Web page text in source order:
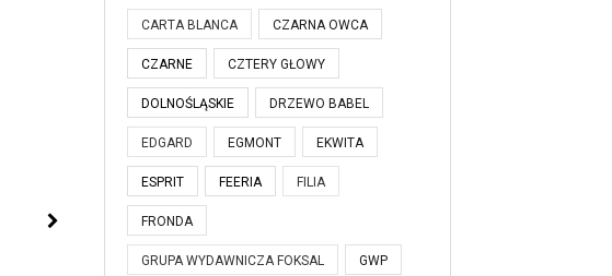
CARTA BLANCA CZARNA OWCA
CZARNE CZTERY GŁOWY
DOLNOŚLĄSKIE DRZEWO BABEL
EDGARD EGMONT EKWITA
ESPRIT FEERIA FILIA
FRONDA
GRUPA WYDAWNICZA FOKSAL GWP